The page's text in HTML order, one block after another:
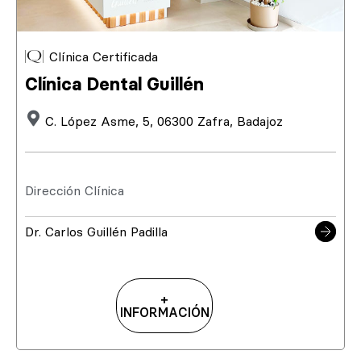
Clínica Certificada
Clínica Dental Guillén
C. López Asme, 5, 06300 Zafra, Badajoz
Dirección Clínica
Dr. Carlos Guillén Padilla
+
INFORMACIÓN